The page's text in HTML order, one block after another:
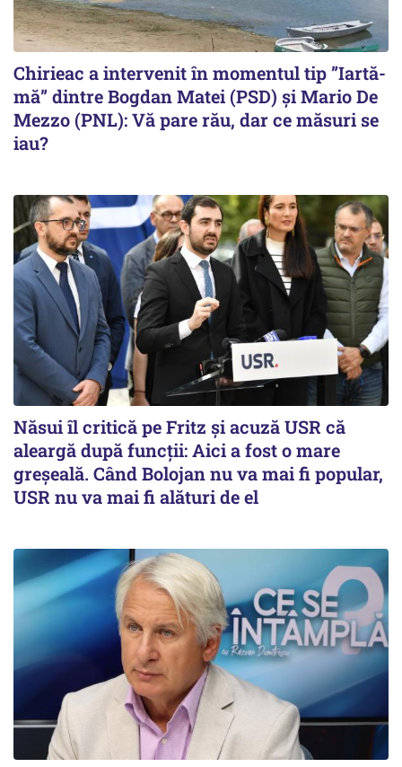
Chirieac a intervenit în momentul tip ”Iartă-
mă” dintre Bogdan Matei (PSD) și Mario De
Mezzo (PNL): Vă pare rău, dar ce măsuri se
iau?
Năsui îl critică pe Fritz și acuză USR că
aleargă după funcții: Aici a fost o mare
greșeală. Când Bolojan nu va mai fi popular,
USR nu va mai fi alături de el